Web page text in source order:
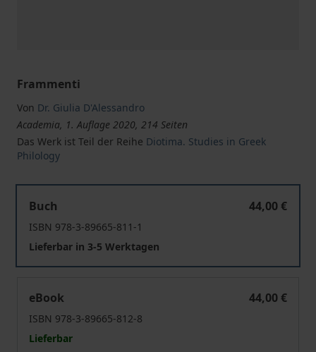
Frammenti
Von Dr. Giulia D'Alessandro
Academia, 1. Auflage 2020, 214 Seiten
Das Werk ist Teil der Reihe Diotima. Studies in Greek
Philology
Buch
44,00 €
ISBN 978-3-89665-811-1
Lieferbar in 3-5 Werktagen
eBook
44,00 €
ISBN 978-3-89665-812-8
Lieferbar